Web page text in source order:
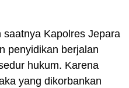
Kapolres Jepara
penyidikan berjalan
hukum. Karena
yang dikorbankan